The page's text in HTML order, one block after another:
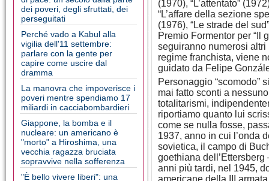
dei poveri, degli sfruttati, dei
perseguitati
Perché vado a Kabul alla
vigilia dell'11 settembre:
parlare con la gente per
capire come uscire dal
dramma
La manovra che impoverisce i
poveri mentre spendiamo 17
miliardi in cacciabombardieri
Giappone, la bomba e il
nucleare: un americano è
"morto" a Hiroshima, una
vecchia ragazza bruciata
sopravvive nella sofferenza
"È bello vivere liberi": una
(1970), “L’attentato”
“L’affare della sezione
(1976), “Le strade del
Premio Formentor per “Il
seguiranno numerosi
regime franchista, viene
guidato da Felipe
Personaggio “scomodo”
mai fatto sconti a
totalitarismi,
riportiamo quanto lui
come se nulla fosse,
1937, anno in cui l’onda
sovietica, il campo di
goethiana
anni più tardi, nel 1945,
americane della III